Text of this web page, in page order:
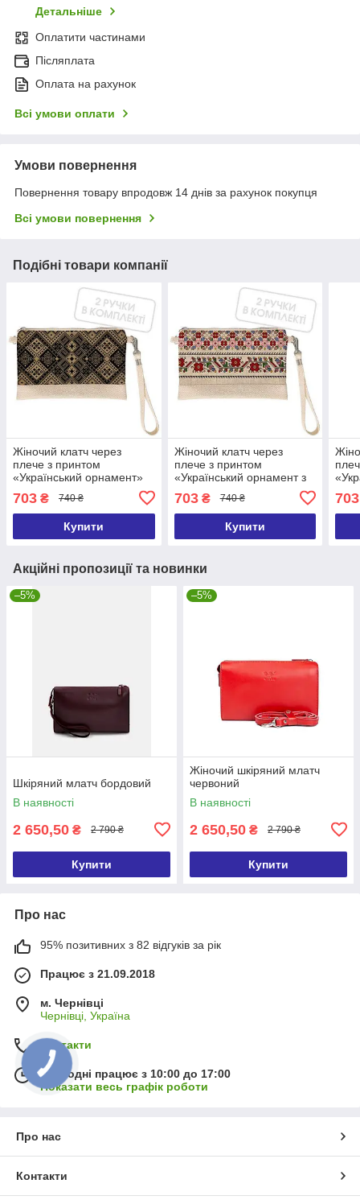
Детальніше
Оплатити частинами
Післяплата
Оплата на рахунок
Всі умови оплати
Умови повернення
Повернення товару впродовж 14 днів за рахунок покупця
Всі умови повернення
Подібні товари компанії
Жіночий клатч через
плече з принтом
«Український орнамент»
комплекті
703 ₴ 740 ₴
Купити
Жіночий клатч через
плече з принтом
«Український орнамент з
квітів» 25х15 см 2 ручки в
комплекті
703₴ 740 ₴
Купити
703
Акційні пропозиції та новинки
–5%
Шкіряний млатч бордовий
В наявності
2 650,50 ₴ 2 790 ₴
Купити
–5%
Жіночий шкіряний млатч
червоний
В наявності
2 650,50 ₴ 2 790 ₴
Купити
Про нас
95% позитивних з 82 відгуків за рік
Працює з 21.09.2018
м. Чернівці
Чернівці, Україна
Контакти
Сьогодні працює з 10:00 до 17:00
Показати весь графік роботи
Про нас
Контакти